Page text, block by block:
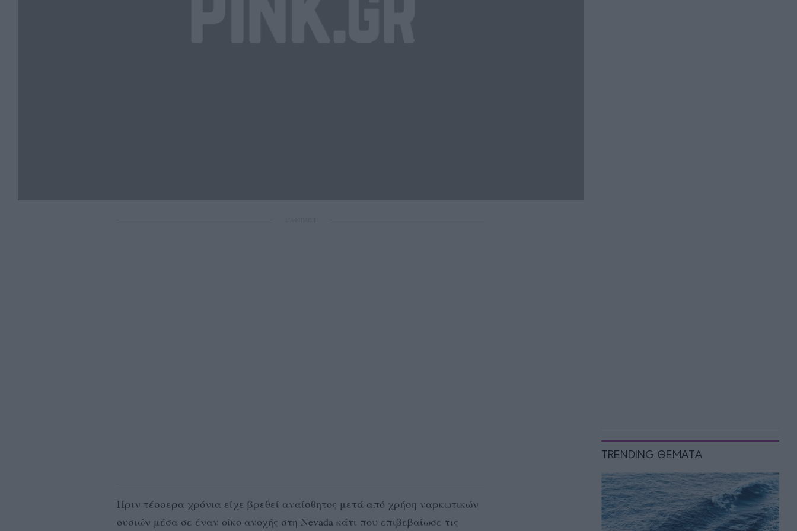
TRENDING ΘΕΜΑΤΑ
Πριν τέσσερα χρόνια είχε βρεθεί αναίσθητος μετά από χρήση ναρκωτικών
ουσιών μέσα σε έναν οίκο ανοχής στη Νevada κάτι που επιβεβαίωσε τις